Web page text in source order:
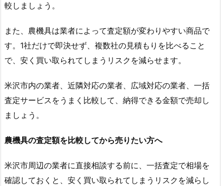
較しましょう。
また、農機具は業者によって査定額が変わりやすい商品で
す。1社だけで即決せず、複数社の見積もりを比べること
で、安く買い取られてしまうリスクを減らせます。
米沢市内の業者、近隣対応の業者、広域対応の業者、一括
査定サービスをうまく比較して、納得できる金額で売却し
ましょう。
農機具の査定額を比較してから売りたい方へ
米沢市周辺の業者に直接相談する前に、一括査定で相場を
確認しておくと、安く買い取られてしまうリスクを減らし